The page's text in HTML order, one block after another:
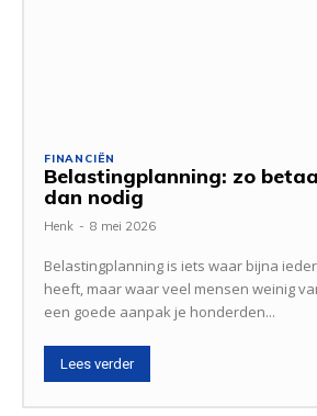
FINANCIËN
Belastingplanning: zo
dan nodig
Henk - 8 mei 2026
Belastingplanning is iets waar bijna
heeft, maar waar veel mensen weinig
een goede aanpak je honderden...
Lees verder